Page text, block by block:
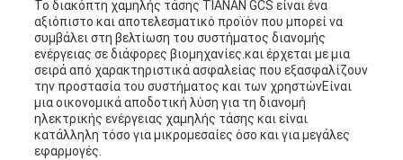
Το διακόπτη χαμηλής τάσης TIANAN GCS είναι ένα
αξιόπιστο και αποτελεσματικό προϊόν που μπορεί να
συμβάλει στη βελτίωση του συστήματος διανομής
ενέργειας σε διάφορες βιομηχανίες.και έρχεται με μια
σειρά από χαρακτηριστικά ασφαλείας που εξασφαλίζουν
την προστασία του συστήματος και των χρηστώνΕίναι
μια οικονομικά αποδοτική λύση για τη διανομή
ηλεκτρικής ενέργειας χαμηλής τάσης και είναι
κατάλληλη τόσο για μικρομεσαίες όσο και για μεγάλες
εφαρμογές.